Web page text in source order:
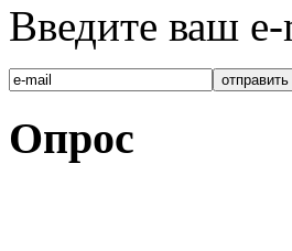
Введите ваш
Опрос